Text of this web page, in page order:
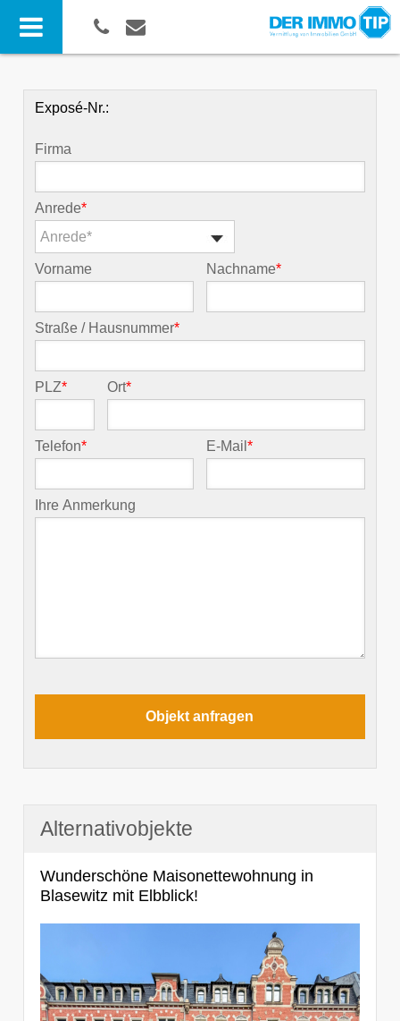
Exposé-Nr.:
Firma
Anrede*
Anrede*
Vorname Nachname*
Straße / Hausnummer*
PLZ* Ort*
Telefon* E-Mail*
Ihre Anmerkung
Alternativobjekte
Wunderschöne Maisonettewohnung in
Blasewitz mit Elbblick!